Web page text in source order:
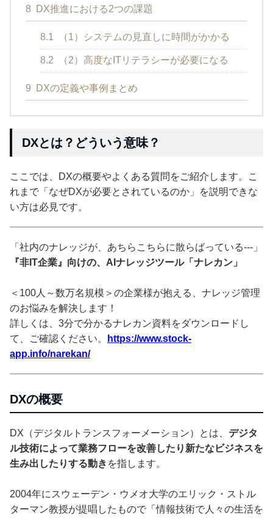
8 DX推進における2つの課題
8.1 （1）システムの見直しに時間がかかる
8.2 （2）高度なITリテラシーが必要になる
9 DXの定義や事例まとめ
DXとは？どういう意味？
ここでは、DXの概要やよくある質問をご紹介します。こ
れまで「なぜDXが必要とされているのか」を説明できな
い方は必見です。
「社内のナレッジが、あちらこちらに散らばっている---」
『非IT企業』向けの、AIナレッジツール「ナレカン」
＜100人～数万名規模＞の企業様が抱える、ナレッジ管理
のお悩みを解決します！
詳しくは、3分で分かるナレカン資料をダウンロードし
て、ご確認ください。
https://www.stock-
app.info/narekan/
DXの概要
DX（デジタルトランスフォーメーション）とは、 デジタ
ル技術によって業務フローを改善したり新たなビジネスを
生み出したりする動き を指します。
2004年にスウェーデン・ウメオ大学のエリック・ストル
ターマン教授が提唱したもので「情報技術で人々の生活を